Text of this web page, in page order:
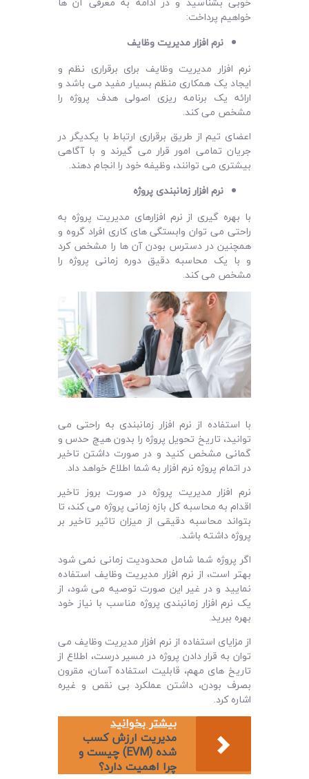
خواهیم پرداخت:
نرم ‌افزار مدیریت وظایف
نرم ‌افزار مدیریت وظایف برای برقراری نظم و
ایجاد یک همکاری منظم بسیار مفید می ‌باشد و
ارائه یک برنامه‌ ریزی اصولی هدف پروژه را
مشخص می‌ کند.
اعضای تیم از طریق برقراری ارتباط با یکدیگر در
جریان تمامی امور قرار می ‌گیرند و با آگاهی
بیشتری می‌ توانند، وظیفه خود را انجام دهند.
نرم ‌افزار زمانبندی پروژه
با بهره‌ گیری از نرم ‌افزارهای مدیریت پروژه به
راحتی می ‌توان وابستگی ‌های کاری افراد گروه و
همچنین در دسترس بودن آن ها را مشخص کرد
و با یک محاسبه دقیق دوره زمانی پروژه را
مشخص می کند.
با استفاده از نرم ‌افزار زمانبندی به راحتی می
‌توانید، تاریخ تحویل پروژه را بدون هیچ حدس و
گمانی مشخص کنید و در صورت داشتن تاخیر
در اتمام پروژه نرم ‌افزار به شما اطلاع خواهد داد.
نرم ‌افزار مدیریت پروژه در صورت بروز تاخیر
اقدام به محاسبه کل بازه زمانی پروژه می ‌کند، تا
بتواند محاسبه دقیقی از میزان تاثیر تاخیر بر
پروژه داشته باشد.
اگر پروژه شما شامل محدودیت زمانی نمی ‌شود
بهتر است، از نرم‌ افزار مدیریت وظایف استفاده
نمایید و در غیر این صورت توصیه می ‌شود، از
یک نرم‌ افزار زمانبندی پروژه مناسب با نیاز خود
بهره ببرید.
از مزایای استفاده از نرم ‌افزار مدیریت وظایف می
توان به قرار دادن پروژه در مسیر درست، اطلاع از
تاریخ های مهم، قابلیت استفاده آسان، مقرون
بصرف بودن، داشتن عملکرد بی نقص و غیره
اشاره کرد.
بیشتر بخوانید
مديريت ارزش کسب
شده (EVM) چيست و
چرا اهميت دارد؟